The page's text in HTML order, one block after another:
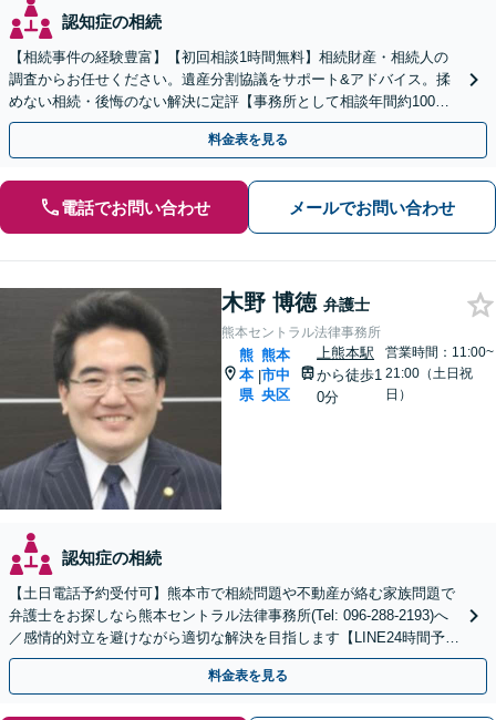
認知症の相続
【相続事件の経験豊富】【初回相談1時間無料】相続財産・相続人の
調査からお任せください。遺産分割協議をサポート&アドバイス。揉
めない相続・後悔のない解決に定評【事務所として相談年間約100
件】
料金表を見る
電話でお問い合わせ メールでお問い合わせ
木野 博徳 弁護士
熊本セントラル法律事務所
熊
本
県
|
熊本
市中
央区
上熊本駅
から徒歩1
0分
営業時間：11:00~
21:00（土日祝
日）
認知症の相続
【土日電話予約受付可】熊本市で相続問題や不動産が絡む家族問題で
弁護士をお探しなら熊本セントラル法律事務所(Tel: 096-288-2193)へ
／感情的対立を避けながら適切な解決を目指します【LINE24時間予約
受付可】【休日・夜間相談可】
料金表を見る